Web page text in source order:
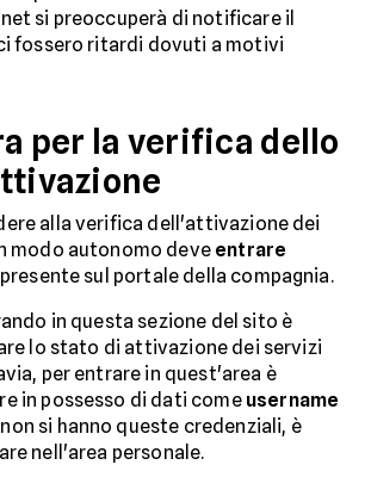
si preoccuperà di notificare il
fossero ritardi dovuti a motivi
per la verifica dello
alla verifica dell'attivazione dei
modo autonomo deve entrare
sul portale della compagnia.
in questa sezione del sito è
lo stato di attivazione dei servizi
per entrare in quest'area è
in possesso di dati come username
non si hanno queste credenziali, è
nell'area personale.